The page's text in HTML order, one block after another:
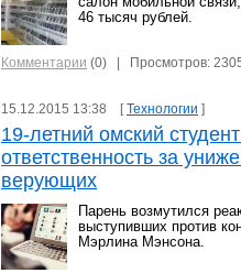
46 тысяч рублей.
Комментарии (0) | Просмотров:
15.12.2015 13:38 [Технологии ]
19-летний омский
ответственность за
верующих
Парень возмутился
выступивших против
Мэрлина Мэнсона.